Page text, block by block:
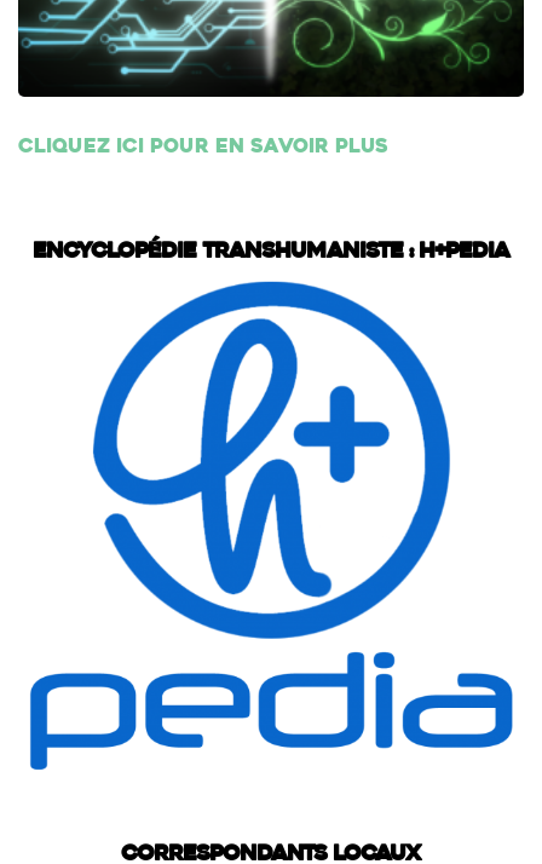
Cliquez ici pour en savoir plus
Encyclopédie transhumaniste : H+Pedia
Correspondants locaux